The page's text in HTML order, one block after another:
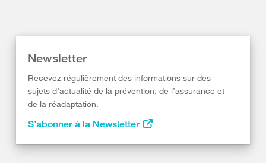
Newsletter
Recevez régulièrement des informations sur des
sujets d’actualité de la prévention, de l’assurance et
de la réadaptation.
S’abonner à la Newsletter